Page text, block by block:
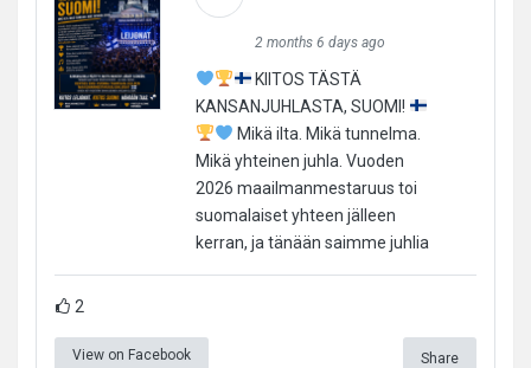
2 months 6 days ago
KIITOS TÄSTÄ
KANSANJUHLASTA, SUOMI!
Mikä ilta. Mikä tunnelma.
Mikä yhteinen juhla. Vuoden
2026 maailmanmestaruus toi
suomalaiset yhteen jälleen
kerran, ja tänään saimme juhlia
2
View on Facebook Share